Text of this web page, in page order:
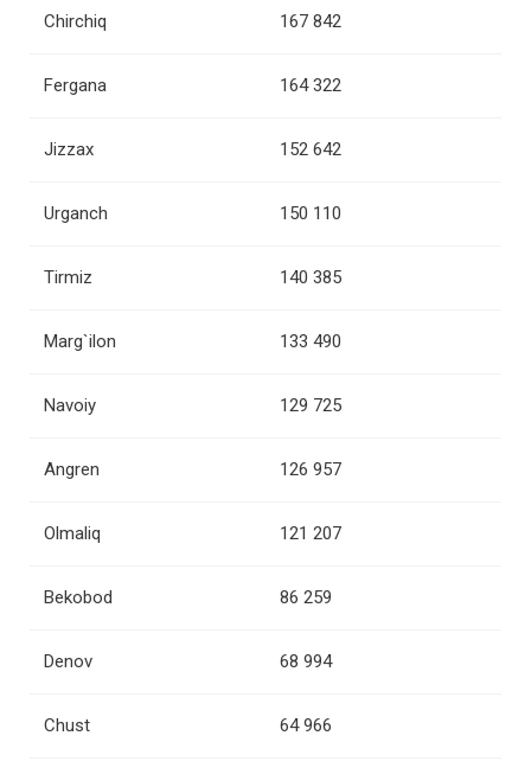
Chirchiq 167 842
Fergana 164 322
Jizzax 152 642
Urganch 150 110
Tirmiz 140 385
Marg`ilon 133 490
Navoiy 129 725
Angren 126 957
Olmaliq 121 207
Bekobod 86 259
Denov 68 994
Chust 64 966